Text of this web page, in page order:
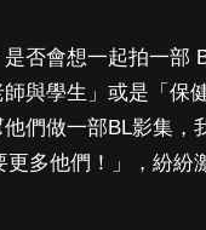
否會想一起拍一部
與學生」或是「保
們做一部BL影集
多他們！」，紛紛